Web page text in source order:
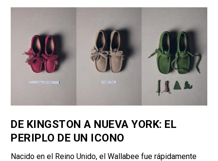
DE KINGSTON A NUEVA YORK: EL
PERIPLO DE UN ICONO
Nacido en el Reino Unido, el Wallabee fue rápidamente